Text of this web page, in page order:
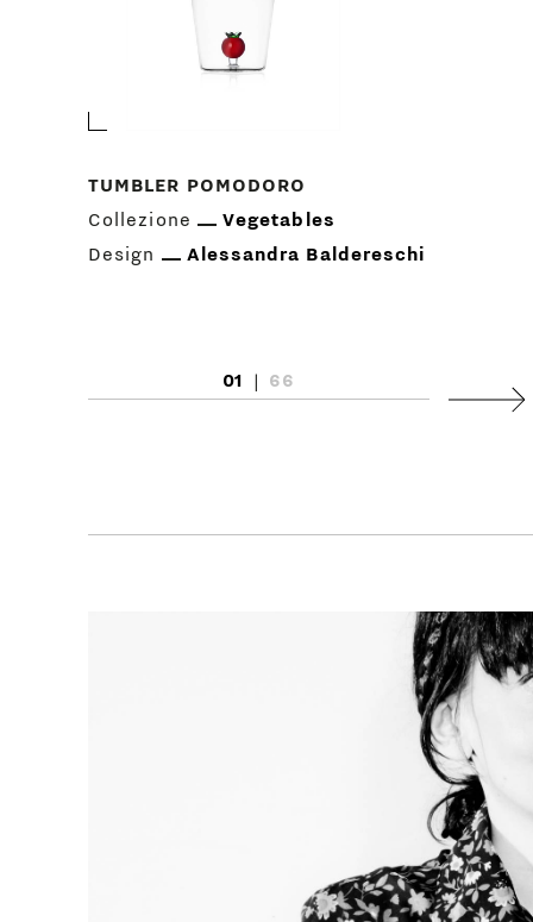
TUMBLER POMODORO
Collezione
Vegetables
Design
Alessandra Baldereschi
01 |
66